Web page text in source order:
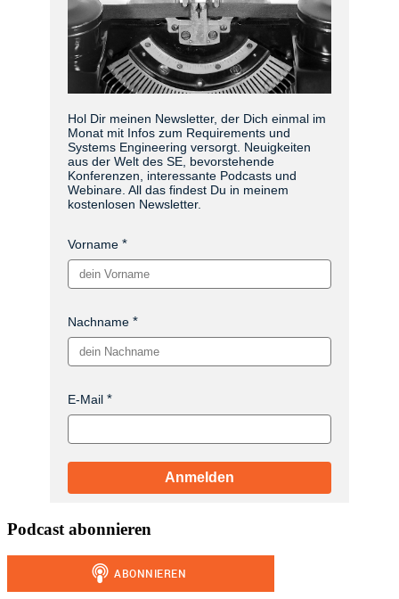
Hol Dir meinen Newsletter, der Dich einmal im
Monat mit Infos zum Requirements und
Systems Engineering versorgt. Neuigkeiten
aus der Welt des SE, bevorstehende
Konferenzen, interessante Podcasts und
Webinare. All das findest Du in meinem
kostenlosen Newsletter.
Vorname
Nachname
E-Mail
Anmelden
Podcast abonnieren